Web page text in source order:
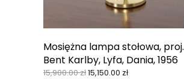
Mosiężna lampa stołowa, proj.
Bent Karlby, Lyfa, Dania, 1956
15,900.00złPierwotna
15,150.00 złAktualna